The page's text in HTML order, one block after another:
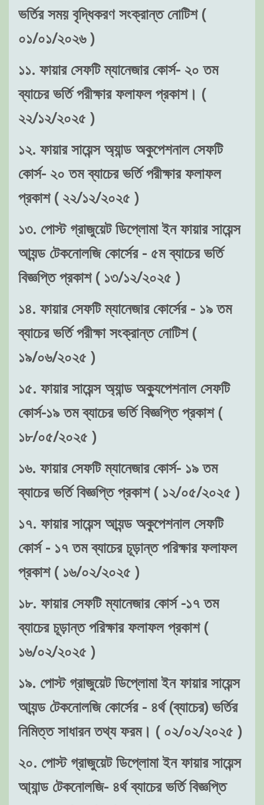
ভর্তির সময় বৃদ্ধিকরণ সংক্রান্ত নোটিশ (
০১/০১/২০২৬ )
১১. ফায়ার সেফটি ম্যানেজার কোর্স- ২০ তম
ব্যাচের ভর্তি পরীক্ষার ফলাফল প্রকাশ। (
২২/১২/২০২৫ )
১২. ফায়ার সায়েন্স অ্যান্ড অকুপেশনাল সেফটি
কোর্স- ২০ তম ব্যাচের ভর্তি পরীক্ষার ফলাফল
প্রকাশ ( ২২/১২/২০২৫ )
১৩. পোস্ট গ্রাজুয়েট ডিপ্লোমা ইন ফায়ার সায়েন্স
আ্যন্ড টেকনোলজি কোর্সের - ৫ম ব্যাচের ভর্তি
বিজ্ঞপ্তি প্রকাশ ( ১৩/১২/২০২৫ )
১৪. ফায়ার সেফটি ম্যানেজার কোর্সের - ১৯ তম
ব্যাচের ভর্তি পরীক্ষা সংক্রান্ত নোটিশ (
১৯/০৬/২০২৫ )
১৫. ফায়ার সায়েন্স অ্যান্ড অক্যুপেশনাল সেফটি
কোর্স-১৯ তম ব্যাচের ভর্তি বিজ্ঞপ্তি প্রকাশ (
১৮/০৫/২০২৫ )
১৬. ফায়ার সেফটি ম্যানেজার কোর্স- ১৯ তম
ব্যাচের ভর্তি বিজ্ঞপ্তি প্রকাশ ( ১২/০৫/২০২৫ )
১৭. ফায়ার সায়েন্স আ্যন্ড অকুপেশনাল সেফটি
কোর্স - ১৭ তম ব্যাচের চূড়ান্ত পরিক্ষার ফলাফল
প্রকাশ ( ১৬/০২/২০২৫ )
১৮. ফায়ার সেফটি ম্যানেজার কোর্স -১৭ তম
ব্যাচের চূড়ান্ত পরিক্ষার ফলাফল প্রকাশ (
১৬/০২/২০২৫ )
১৯. পোস্ট গ্রাজুয়েট ডিপ্লোমা ইন ফায়ার সায়েন্স
আ্যন্ড টেকনোলজি কোর্সের - ৪র্থ (ব্যাচের) ভর্তির
নিমিত্ত সাধারন তথ্য ফরম। ( ০২/০২/২০২৫ )
২০. পোস্ট গ্রাজুয়েট ডিপ্লোমা ইন ফায়ার সায়েন্স
আ্যান্ড টেকনোলজি- ৪র্থ ব্যাচের ভর্তি বিজ্ঞপ্তি